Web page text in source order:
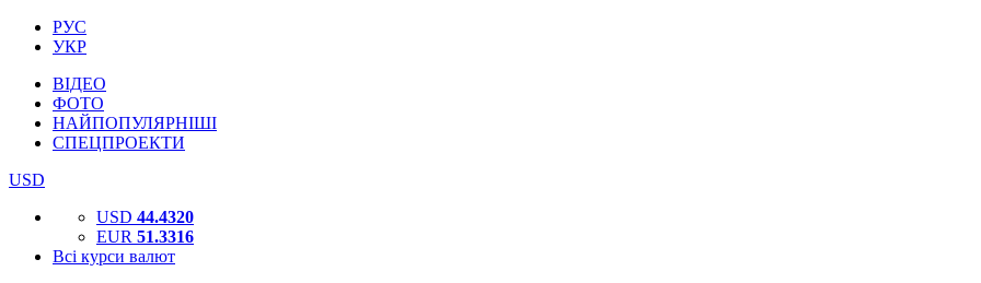
РУС
УКР
ВІДЕО
ФОТО
НАЙПОПУЛЯРНІШІ
СПЕЦПРОЕКТИ
USD
USD 44.4320
EUR 51.3316
Всі курси валют